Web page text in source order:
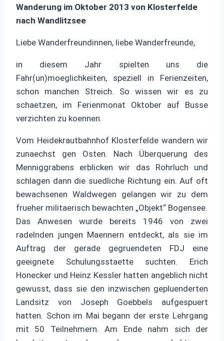
Wanderung im Oktober 2013 von Klosterfelde
nach Wandlitzsee
Liebe Wanderfreundinnen, liebe Wanderfreunde,
in diesem Jahr spielten uns die
Fahr(un)moeglichkeiten, speziell in Ferienzeiten,
schon manchen Streich. So wissen wir es zu
schaetzen, im Ferienmonat Oktober auf Busse
verzichten zu koennen.
Vom Heidekrautbahnhof Klosterfelde wandern wir
zunaechst gen Osten. Nach Überquerung des
Menniggrabens erblicken wir das Rohrluch und
schlagen dann die suedliche Richtung ein. Auf oft
bewachsenen Waldwegen gelangen wir zu dem
frueher militaerisch bewachten „Objekt“ Bogensee.
Das Anwesen wurde bereits 1946 von zwei
radelnden jungen Maennern entdeckt, als sie im
Auftrag der gerade gegruendeten FDJ eine
geeignete Schulungsstaette suchten. Erich
Honecker und Heinz Kessler hatten angeblich nicht
gewusst, dass sie den inzwischen gepluenderten
Landsitz von Joseph Goebbels aufgespuert
hatten. Schon im Mai begann der erste Lehrgang
mit 50 Teilnehmern. Am Ende nahm sich der